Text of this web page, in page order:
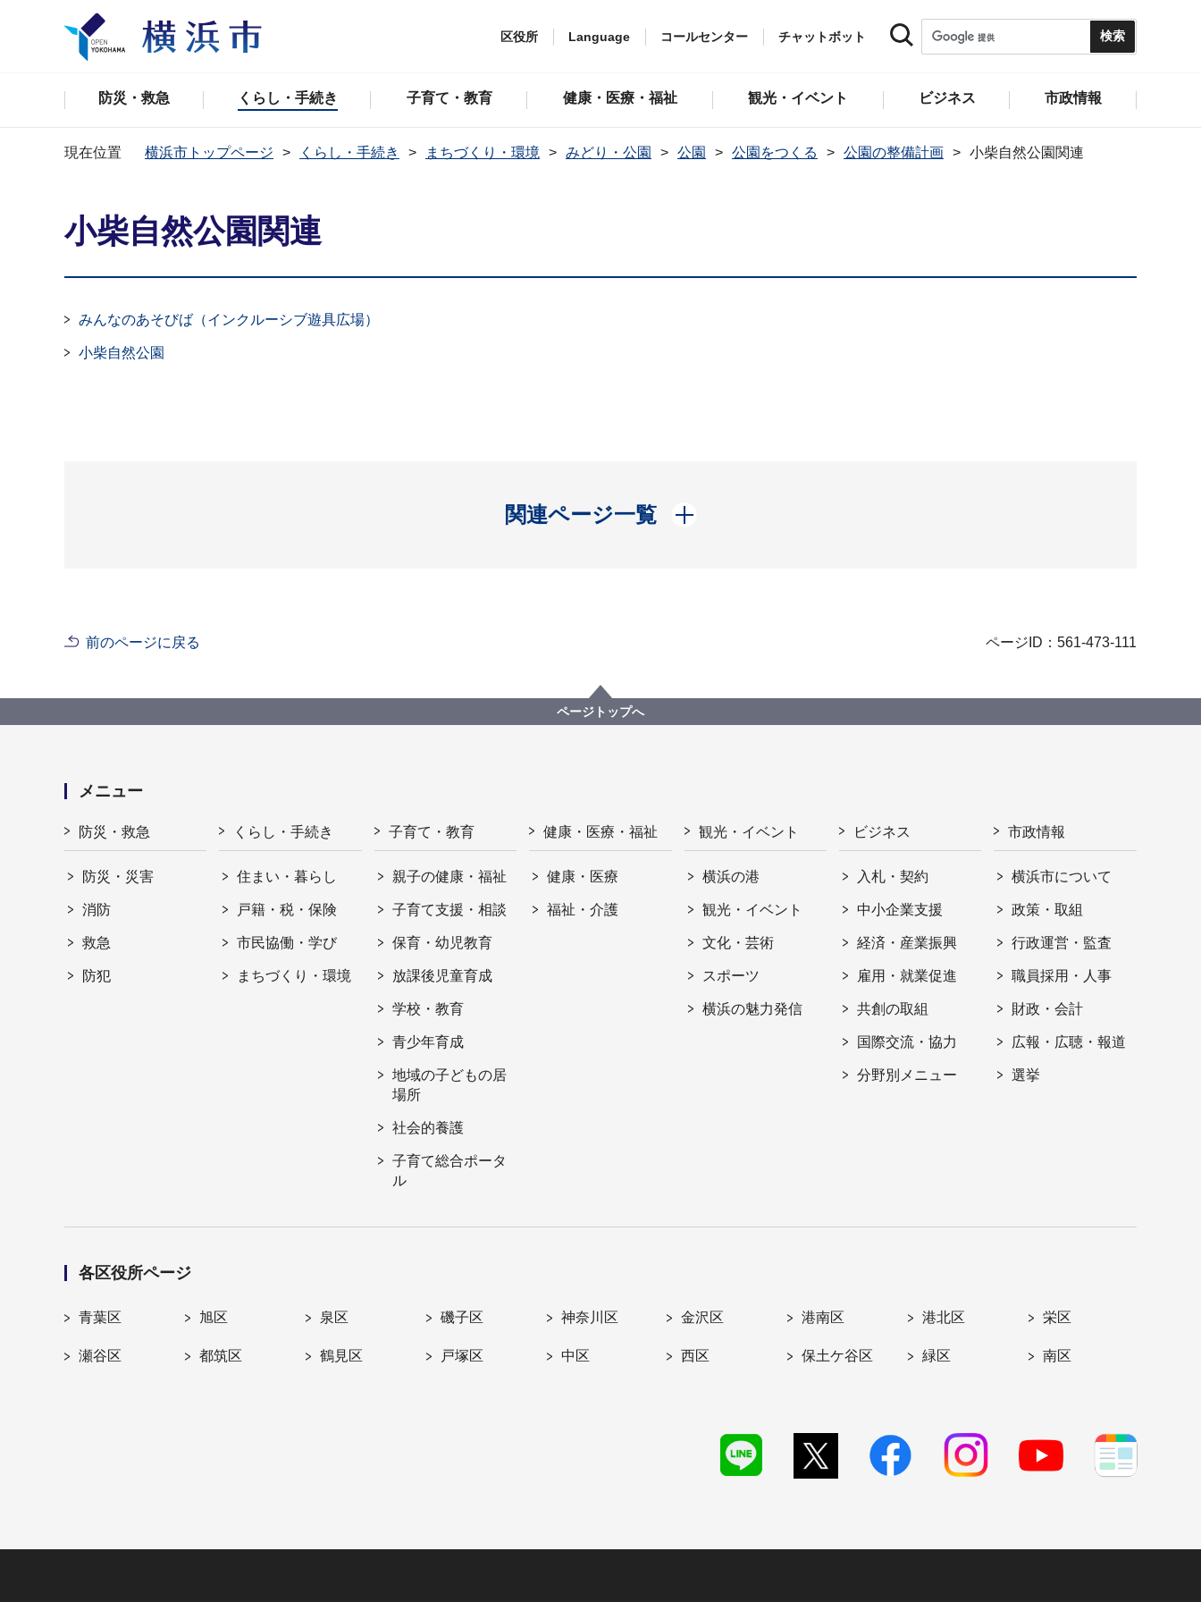
区役所 Language コールセンター チャットボット
防災・救急 くらし・手続き 子育て・教育 健康・医療・福祉 観光・イベント ビジネス 市政情報
現在位置 横浜市トップページ くらし・手続き まちづくり・環境 みどり・公園 公園 公園をつくる 公園の整備計画 小柴自然公園関連
小柴自然公園関連
みんなのあそびば（インクルーシブ遊具広場）
小柴自然公園
関連ページ一覧
開く
前のページに戻る ページID：561-473-111
ページトップへ
メニュー
防災・救急
防災・災害
消防
救急
防犯
くらし・手続き
住まい・暮らし
戸籍・税・保険
市民協働・学び
まちづくり・環境
子育て・教育
親子の健康・福祉
子育て支援・相談
保育・幼児教育
放課後児童育成
学校・教育
青少年育成
地域の子どもの居
場所
社会的養護
子育て総合ポータ
ル
健康・医療・福祉
健康・医療
福祉・介護
観光・イベント
横浜の港
観光・イベント
文化・芸術
スポーツ
横浜の魅力発信
ビジネス
入札・契約
中小企業支援
経済・産業振興
雇用・就業促進
共創の取組
国際交流・協力
分野別メニュー
市政情報
横浜市について
政策・取組
行政運営・監査
職員採用・人事
財政・会計
広報・広聴・報道
選挙
各区役所ページ
青葉区 旭区 泉区 磯子区 神奈川区 金沢区 港南区 港北区 栄区
瀬谷区 都筑区 鶴見区 戸塚区 中区 西区 保土ケ谷区 緑区 南区